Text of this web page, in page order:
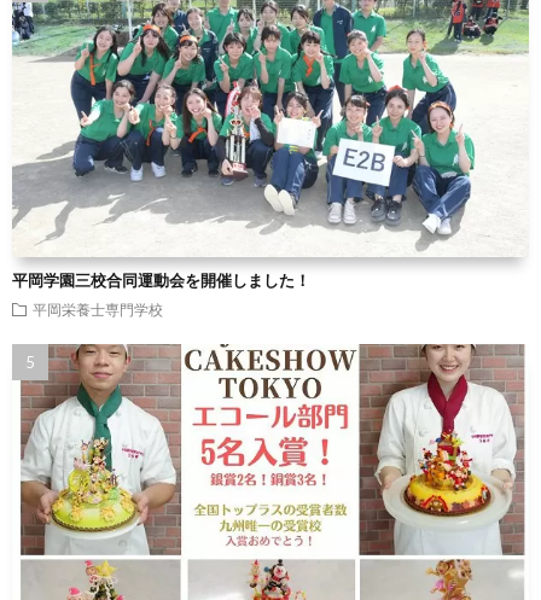
平岡学園三校合同運動会を開催しました！
平岡栄養士専門学校